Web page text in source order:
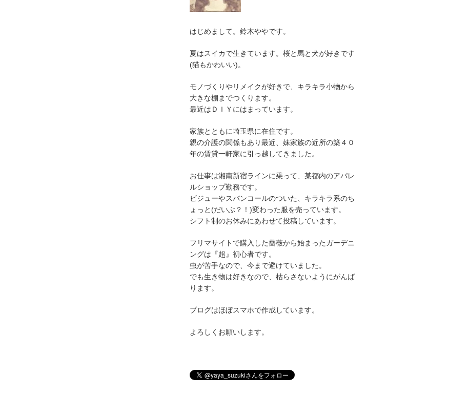
はじめまして。鈴木ややです。
夏はスイカで生きています。桜と馬と犬が好きです
(猫もかわいい)。
モノづくりやリメイクが好きで、キラキラ小物から
大きな棚までつくります。
最近はＤＩＹにはまっています。
家族とともに埼玉県に在住です。
親の介護の関係もあり最近、妹家族の近所の築４０
年の賃貸一軒家に引っ越してきました。
お仕事は湘南新宿ラインに乗って、某都内のアパレ
ルショップ勤務です。
ビジューやスバンコールのついた、キラキラ系のち
ょっと(だいぶ？！)変わった服を売っています。
シフト制のお休みにあわせて投稿しています。
フリマサイトで購入した薔薇から始まったガーデニ
ングは『超』初心者です。
虫が苦手なので、今まで避けていました。
でも生き物は好きなので、枯らさないようにがんば
ります。
ブログはほぼスマホで作成しています。
よろしくお願いします。